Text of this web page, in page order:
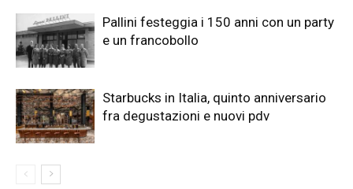
Pallini festeggia i 150 anni con un party
e un francobollo
Starbucks in Italia, quinto anniversario
fra degustazioni e nuovi pdv